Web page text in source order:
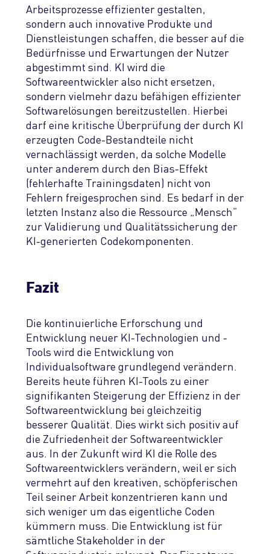
Arbeitsprozesse effizienter gestalten,
sondern auch innovative Produkte und
Dienstleistungen schaffen, die besser auf die
Bedürfnisse und Erwartungen der Nutzer
abgestimmt sind. KI wird die
Softwareentwickler also nicht ersetzen,
sondern vielmehr dazu befähigen effizienter
Softwarelösungen bereitzustellen. Hierbei
darf eine kritische Überprüfung der durch KI
erzeugten Code-Bestandteile nicht
vernachlässigt werden, da solche Modelle
unter anderem durch den Bias-Effekt
(fehlerhafte Trainingsdaten) nicht von
Fehlern freigesprochen sind. Es bedarf in der
letzten Instanz also die Ressource „Mensch“
zur Validierung und Qualitätssicherung der
KI-generierten Codekomponenten.
Fazit
Die kontinuierliche Erforschung und
Entwicklung neuer KI-Technologien und -
Tools wird die Entwicklung von
Individualsoftware grundlegend verändern.
Bereits heute führen KI-Tools zu einer
signifikanten Steigerung der Effizienz in der
Softwareentwicklung bei gleichzeitig
besserer Qualität. Dies wirkt sich positiv auf
die Zufriedenheit der Softwareentwickler
aus. In der Zukunft wird KI die Rolle des
Softwareentwicklers verändern, weil er sich
vermehrt auf den kreativen, schöpferischen
Teil seiner Arbeit konzentrieren kann und
sich weniger um das eigentliche Coden
kümmern muss. Die Entwicklung ist für
sämtliche Stakeholder in der